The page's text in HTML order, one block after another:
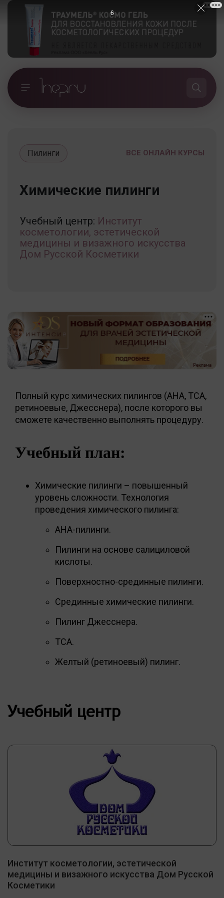
ВСЕ ОНЛАЙН КУРСЫ
Пилинги
Химические пилинги
Учебный центр: Институт
косметологии, эстетической
медицины и визажного искусства
Дом Русской Косметики
Полный курс химических пилингов (AHA, ТСА,
ретиноевые, Джесснера), после которого вы
сможете качественно выполнять процедуру.
Учебный план:
Химические пилинги – повышенный
уровень сложности. Технология
проведения химического пилинга:
AHA-пилинги.
Пилинги на основе салициловой
кислоты.
Поверхностно-срединные пилинги.
Срединные химические пилинги.
Пилинг Джесснера.
ТСА.
Желтый (ретиноевый) пилинг.
Учебный центр
Институт косметологии, эстетической
медицины и визажного искусства Дом Русской
Косметики
5